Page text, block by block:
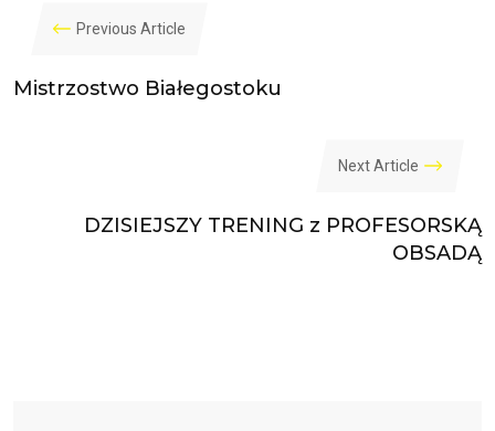
Previous Article
Mistrzostwo Białegostoku
Next Article
DZISIEJSZY TRENING z PROFESORSKĄ
OBSADĄ